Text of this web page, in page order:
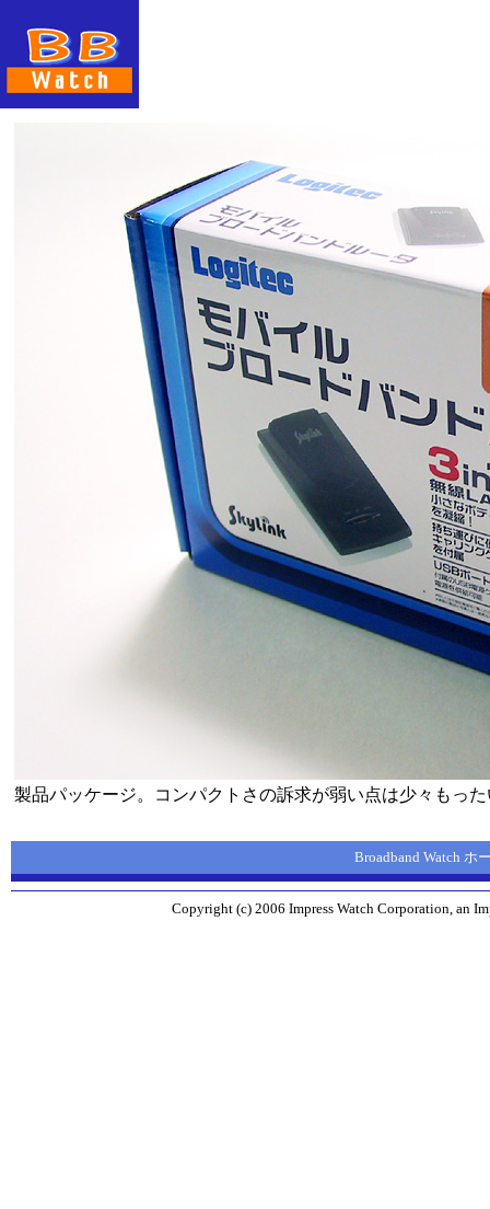
製品パッケージ。コンパクトさの訴求が弱い点は少々もっ
Broadband Watch ホ
Copyright (c) 2006 Impress Watch Corporation, an